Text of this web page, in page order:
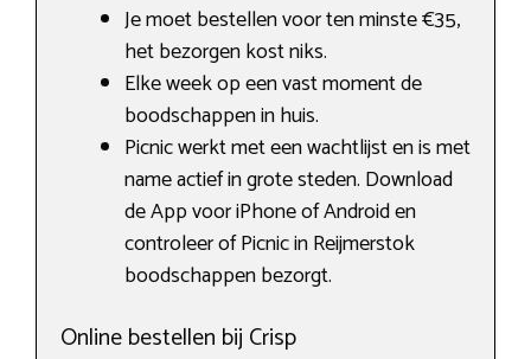
Je moet bestellen voor ten minste €35,
het bezorgen kost niks.
Elke week op een vast moment de
boodschappen in huis.
Picnic werkt met een wachtlijst en is met
name actief in grote steden. Download
de App voor iPhone of Android en
controleer of Picnic in Reijmerstok
boodschappen bezorgt.
Online bestellen bij Crisp